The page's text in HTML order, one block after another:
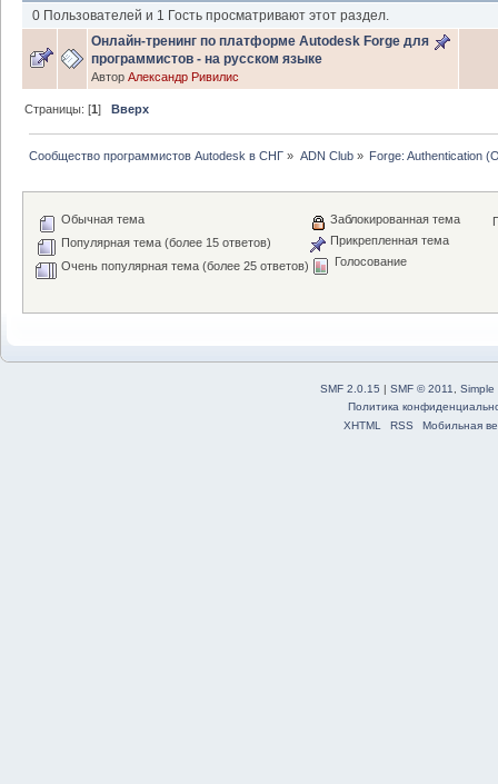
0 Пользователей и 1 Гость просматривают этот раздел.
Онлайн-тренинг по платформе Autodesk Forge для
программистов - на русском языке
Автор Александр Ривилис
Страницы: [1]Вверх
Сообщество программистов Autodesk в СНГ » ADN Club» Forge: Authentication
Обычная тема
Популярная тема (более 15 ответов)
Очень популярная тема (более 25 ответов)
Заблокированная тема
Прикрепленная тема
Голосование
SMF 2.0.15 | SMF © 2011
Simple
Политика
XHTML
RSS Мобильная